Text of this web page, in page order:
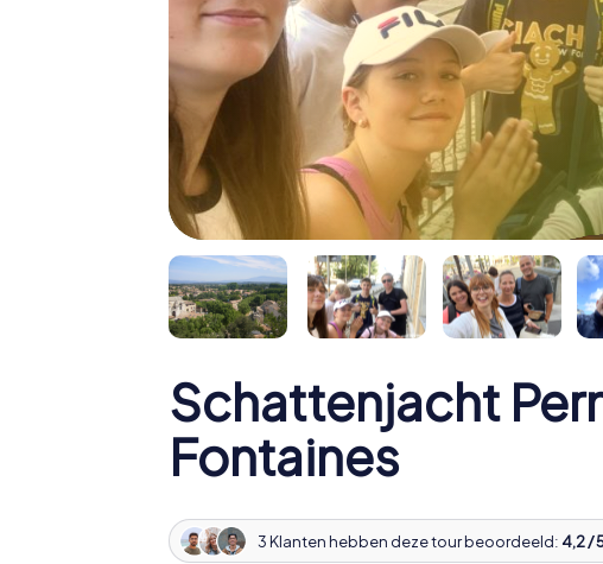
Schattenjacht
Fontaines
3 Klanten hebben deze tour beoordeeld: 4,2 /